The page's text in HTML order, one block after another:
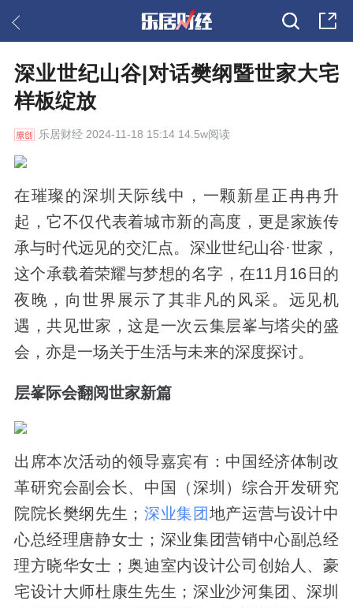
深业世纪山谷|对话樊纲暨世家大宅
样板绽放
乐居财经2024-11-18 15:14 14.5w阅读
在璀璨的深圳天际线中，一颗新星正冉冉升
起，它不仅代表着城市新的高度，更是家族传
承与时代远见的交汇点。深业世纪山谷·世家，
这个承载着荣耀与梦想的名字，在11月16日的
夜晚，向世界展示了其非凡的风采。远见机
遇，共见世家，这是一次云集层峯与塔尖的盛
会，亦是一场关于生活与未来的深度探讨。
层峯际会翻阅世家新篇
出席本次活动的领导嘉宾有：中国经济体制改
革研究会副会长、中国（深圳）综合开发研究
院院长樊纲先生； 深业集团地产运营与设计中
心总经理唐静女士；深业集团营销中心副总经
理方晓华女士；奥迪室内设计公司创始人、豪
宅设计大师杜康生先生；深业沙河集团、深圳